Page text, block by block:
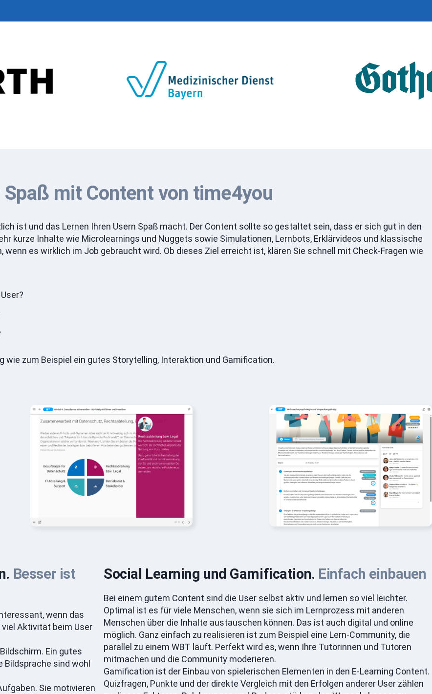
mit Content von time4you
ist und das Lernen Ihren Usern Spaß macht. Der Content sollte so gestaltet sein, dass er sich gut in den
kurze Inhalte wie Microlearnings und Nuggets sowie Simulationen, Lernbots, Erklärvideos und klassische
wenn es wirklich im Job gebraucht wird. Ob dieses Ziel erreicht ist, klären Sie schnell mit Check-Fragen wie
zum Beispiel ein gutes Storytelling, Interaktion und Gamification.
Besser ist
wenn das
Aktivität beim User
Ein gutes
Bildsprache sind wohl
Sie motivieren
Social Learning und Gamification. Einfach einbauen
Bei einem gutem Content sind die User selbst aktiv und lernen so viel leichter.
Optimal ist es für viele Menschen, wenn sie sich im Lernprozess mit anderen
Menschen über die Inhalte austauschen können. Das ist auch digital und online
möglich. Ganz einfach zu realisieren ist zum Beispiel eine Lern-Community, die
parallel zu einem WBT läuft. Perfekt wird es, wenn Ihre Tutorinnen und Tutoren
mitmachen und die Community moderieren.
Gamification ist der Einbau von spielerischen Elementen in den E-Learning Content.
Quizfragen, Punkte und der direkte Vergleich mit den Erfolgen anderer User zählen